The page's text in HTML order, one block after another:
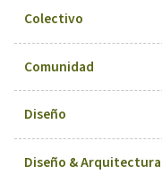
Colectivo
Comunidad
Diseño
Diseño & Arquitectura